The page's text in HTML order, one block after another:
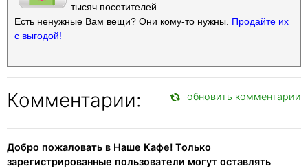
тысяч посетителей.
Есть ненужные Вам вещи? Они кому-то нужны. Продайте их
с выгодой!
Комментарии: обновить комментарии
Добро пожаловать в Наше Кафе! Только
зарегистрированные пользователи могут оставлять